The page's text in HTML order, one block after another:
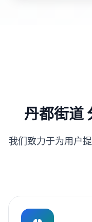
丹都街道
我们致力于为用户